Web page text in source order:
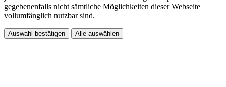
gegebenenfalls nicht sämtliche Möglichkeiten dieser Webseite
vollumfänglich nutzbar sind.
Auswahl bestätigen Alle auswählen